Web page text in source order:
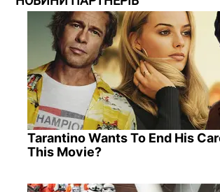
Tarantino Wants To End His
This Movie?